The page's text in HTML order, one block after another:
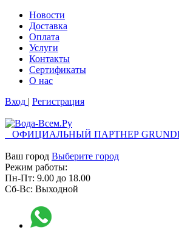
Новости
Доставка
Оплата
Услуги
Контакты
Cертификаты
О нас
Вход | Регистрация
ОФИЦИАЛЬНЫЙ ПАРТНЕР
Ваш город Выберите город
Режим работы:
Пн-Пт: 9.00 до 18.00
Сб-Вс: Выходной